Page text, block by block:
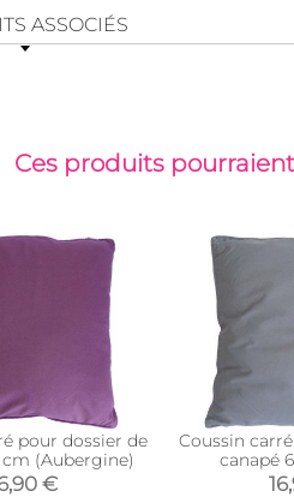
ASSOCIÉS
Ces produits
pour dossier de
(Aubergine)
€
Coussin
canapé